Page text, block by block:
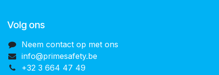
Volg ons
Neem contact op met ons
info@primesafety.be
+32 3 664 47 49